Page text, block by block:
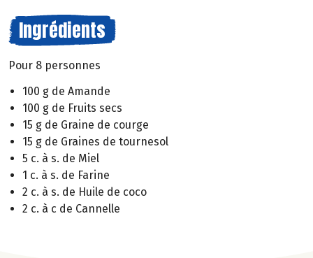
Ingrédients
Pour 8 personnes
100 g de Amande
100 g de Fruits secs
15 g de Graine de courge
15 g de Graines de tournesol
5 c. à s. de Miel
1 c. à s. de Farine
2 c. à s. de Huile de coco
2 c. à c de Cannelle